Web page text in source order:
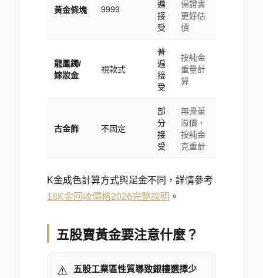
黃金條塊 9999
遍
接
受
保證書
更好估
價
龍鳳鐲/
嫁妝金
視款式
普
遍
接
受
按純金
重量計
算
古金飾 不固定
部
分
接
受
無骨董
溢價，
按純金
克重計
K金成色計算方式與足金不同，詳情參考
18K金回收價格2026完整說明 。
五股賣黃金要注意什麼？
⚠️ 五股工業區性質導致銀樓選擇少